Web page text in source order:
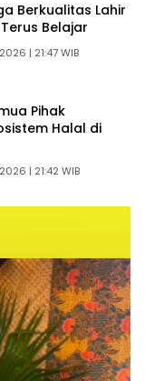
Berkualitas Lahir
Belajar
| 21:47 WIB
Pihak
Halal di
| 21:42 WIB